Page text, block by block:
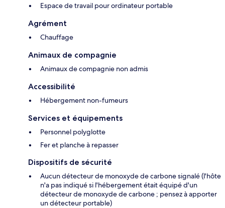
Espace de travail pour ordinateur portable
Agrément
Chauffage
Animaux de compagnie
Animaux de compagnie non admis
Accessibilité
Hébergement non-fumeurs
Services et équipements
Personnel polyglotte
Fer et planche à repasser
Dispositifs de sécurité
Aucun détecteur de monoxyde de carbone signalé (l'hôte
n'a pas indiqué si l'hébergement était équipé d'un
détecteur de monoxyde de carbone ; pensez à apporter
un détecteur portable)